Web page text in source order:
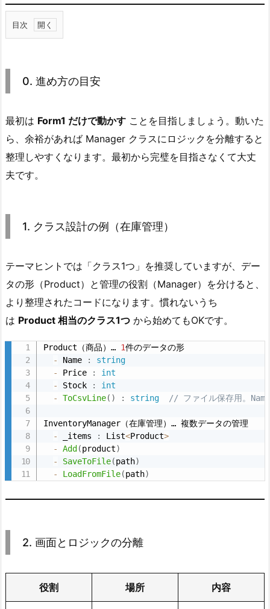
目次
1.
め
の
目
安
ス
計
の
（在
庫
管
理）
3.
画
面
と
ロ
ジ
ッ
ク
離
0. 進め方の目安
最初は Form1 だけで動かす ことを目指しましょう。動いた
ら、余裕があれば Manager クラスにロジックを分離すると
整理しやすくなります。最初から完璧を目指さなくて大丈
夫です。
1. クラス設計の例（在庫管理）
テーマヒントでは「クラス1つ」を推奨していますが、デー
タの形（Product）と管理の役割（Manager）を分けると、
より整理されたコードになります。慣れないうち
は Product 相当のクラス1つ から始めてもOKです。
Product（商品）… 1件のデータの形
-
Name :
string
-
Price :
int
-
Stock :
int
-
ToCsvLine( ) : string // ファイル保存用。
InventoryManager（在庫管理）… 複数データの管理
-
_items : List<Product>
-
Add (product)
-
SaveToFile(path)
-
LoadFromFile(path)
2. 画面とロジックの分離
役割 場所 内容